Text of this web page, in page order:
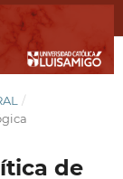
/
de